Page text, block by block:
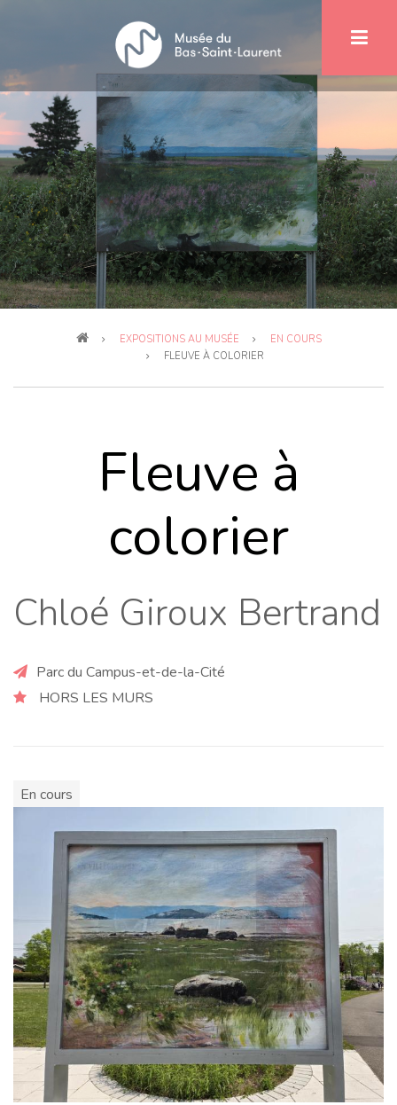
principal
EXPOSITIONS AU MUSÉE
EN COURS
FLEUVE À COLORIER
Fleuve à
colorier
Chloé Giroux Bertrand
Parc du Campus-et-de-la-Cité
HORS LES MURS
En cours